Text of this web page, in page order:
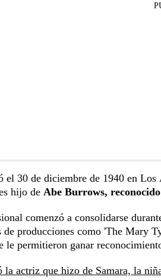
el 30 de diciembre de 1940 en
hijo de Abe Burrows,
comenzó a consolidarse
de producciones como 'The Mary
le permitieron ganar
la actriz que hizo de Samara, la